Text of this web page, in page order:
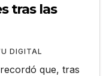
tras las
DIGITAL
que, tras